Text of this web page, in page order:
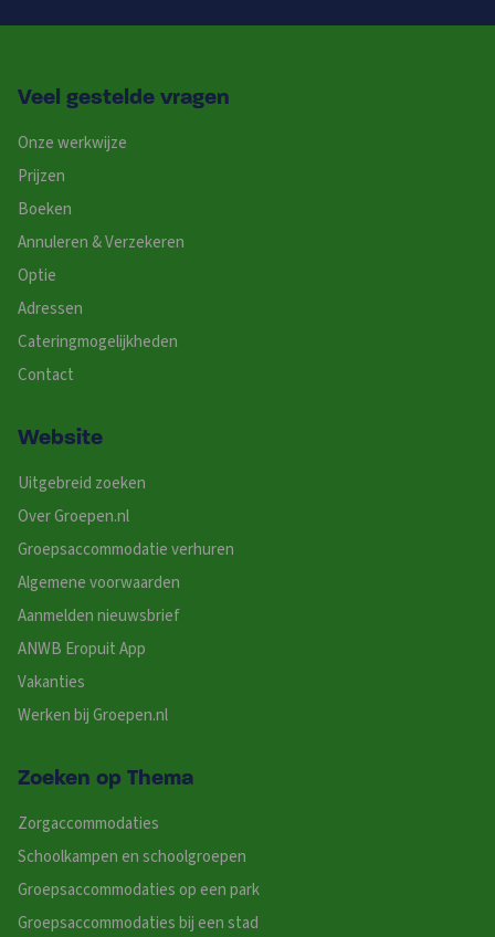
Veel gestelde vragen
Onze werkwijze
Prijzen
Boeken
Annuleren & Verzekeren
Optie
Adressen
Cateringmogelijkheden
Contact
Website
Uitgebreid zoeken
Over Groepen.nl
Groepsaccommodatie verhuren
Algemene voorwaarden
Aanmelden nieuwsbrief
ANWB Eropuit App
Vakanties
Werken bij Groepen.nl
Zoeken op Thema
Zorgaccommodaties
Schoolkampen en schoolgroepen
Groepsaccommodaties op een park
Groepsaccommodaties bij een stad